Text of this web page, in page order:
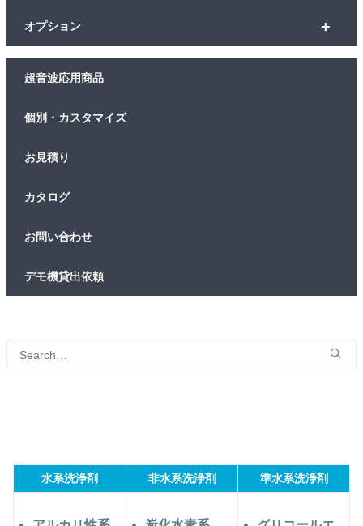
+
オプション
超音波応用商品
個別・カスタマイズ
お見積り
カタログ
お問い合わせ
デモ機貸出依頼
水系洗浄剤 非水系洗浄剤 準水系洗浄剤